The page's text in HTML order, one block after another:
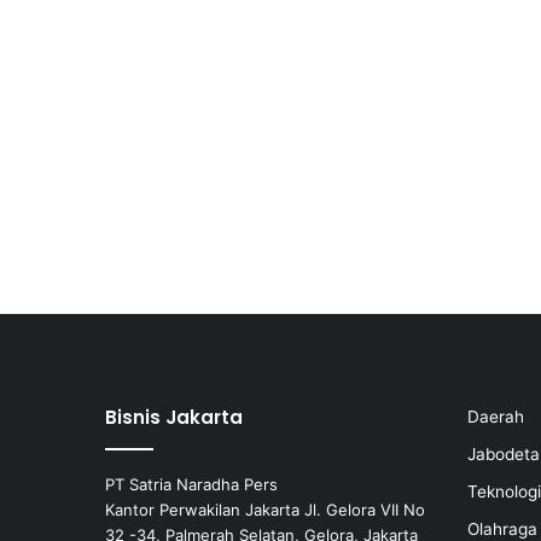
Bisnis Jakarta
PT Satria Naradha Pers
Kantor Perwakilan Jakarta Jl. Gelora VII No
32 -34, Palmerah Selatan, Gelora, Jakarta
Daerah
Teknologi
Olahraga